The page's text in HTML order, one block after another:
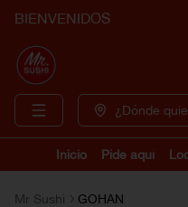
BIENVENIDOS
¿Dónde
Inicio Pide aquí
Mr Sushi GOHAN